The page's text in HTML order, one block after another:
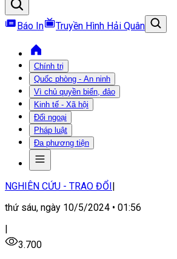
Báo In Truyền Hình Hải Quân
Chính trị
Quốc phòng - An ninh
Vì chủ quyền biển, đảo
Kinh tế - Xã hội
Đối ngoại
Pháp luật
Đa phương tiện
NGHIÊN CỨU - TRAO ĐỔI|
thứ sáu, ngày 10/5/2024 • 01:56
|
3.700